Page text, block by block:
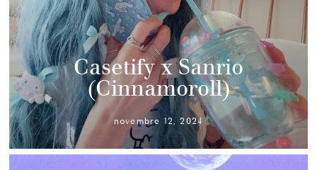
Casetify x Sanrio
(Cinnamoroll)
novembre 12, 2024